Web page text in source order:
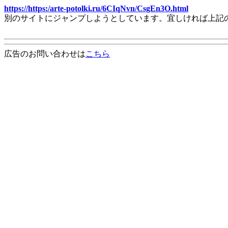
https://https:/arte-potolki.ru/6CIqNvn/CsgEn3O.html
別のサイトにジャンプしようとしています。宜しければ上
広告のお問い合わせはこちら